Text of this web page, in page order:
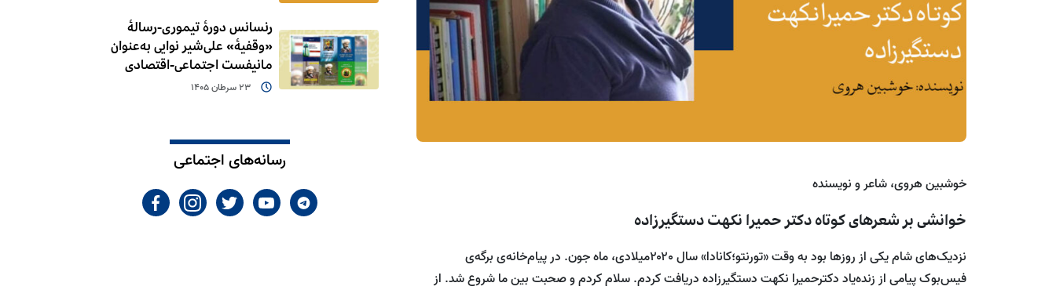
خوشبین هروی، شاعر و نویسنده
خوانشی بر شعرهای کوتاه دکتر حمیرا نکهت دستگیرزاده
نزدیک‌های شام یکی از روزها بود به وقت «تورنتو؛کانادا» سال ۲۰۲۰میلادی، ماه جون. در پیام‌خانه‌ی برگه‌ی
فیس‌بوک پیامی از زنده‌یاد دکترحمیرا نکهت دستگیرزاده دریافت کردم. سلام کردم و صحبت بین ما شروع شد. از
رنسانس دورۀ تیموری-رسالۀ
«وقفیۀ» علی‌شیر نوایی به‌عنوان
مانیفست اجتماعی-اقتصادی
23 سرطان 1405
رسانه‌های اجتماعی